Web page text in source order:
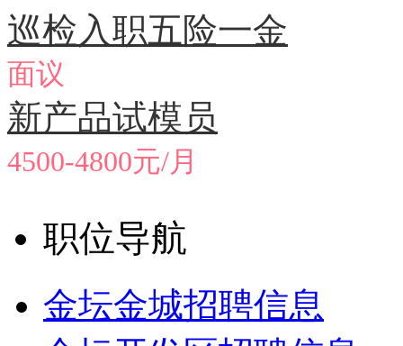
巡检入职五险一金
面议
新产品试模员
4500-4800元/月
职位导航
金坛金城招聘信息